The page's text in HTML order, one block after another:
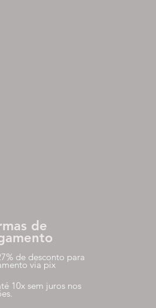
de
de desconto para
via pix
10x sem juros nos